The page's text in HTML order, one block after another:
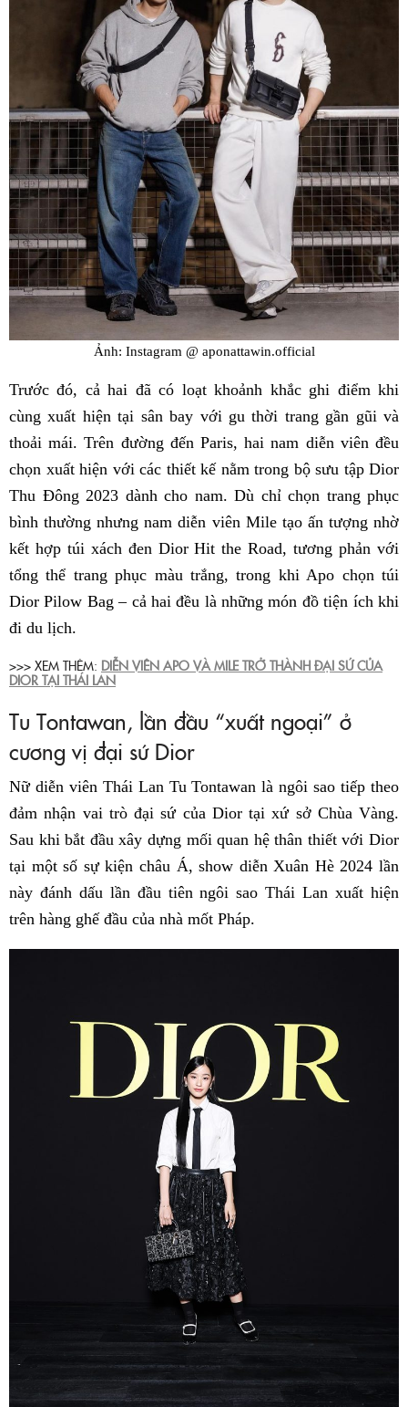
Ảnh: Instagram @ aponattawin.official
Trước đó, cả hai đã có loạt khoảnh khắc ghi điểm khi
cùng xuất hiện tại sân bay với gu thời trang gần gũi và
thoải mái. Trên đường đến Paris, hai nam diễn viên đều
chọn xuất hiện với các thiết kế nằm trong bộ sưu tập Dior
Thu Đông 2023 dành cho nam. Dù chỉ chọn trang phục
bình thường nhưng nam diễn viên Mile tạo ấn tượng nhờ
kết hợp túi xách đen Dior Hit the Road, tương phản với
tổng thể trang phục màu trắng, trong khi Apo chọn túi
Dior Pilow Bag – cả hai đều là những món đồ tiện ích khi
đi du lịch.
>>> XEM THÊM: DIỄN VIÊN APO VÀ MILE TRỞ THÀNH ĐẠI SỨ CỦA
DIOR TẠI THÁI LAN
Tu Tontawan, lần đầu “xuất ngoại” ở
cương vị đại sứ Dior
Nữ diễn viên Thái Lan Tu Tontawan là ngôi sao tiếp theo
đảm nhận vai trò đại sứ của Dior tại xứ sở Chùa Vàng.
Sau khi bắt đầu xây dựng mối quan hệ thân thiết với Dior
tại một số sự kiện châu Á, show diễn Xuân Hè 2024 lần
này đánh dấu lần đầu tiên ngôi sao Thái Lan xuất hiện
trên hàng ghế đầu của nhà mốt Pháp.